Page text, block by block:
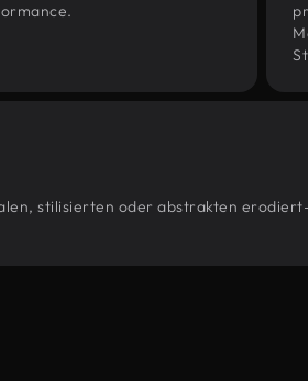
stilisierten oder abstrakten